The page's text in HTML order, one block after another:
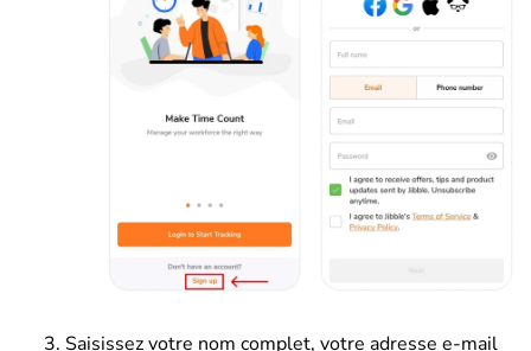
Saisissez votre nom complet, votre adresse e-mail